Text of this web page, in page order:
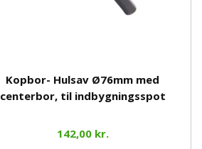
Kopbor- Hulsav Ø76mm med
centerbor, til indbygningsspot
142,00 kr.